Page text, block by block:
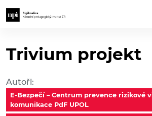
Trivium projekt
Autoři:
E-Bezpečí – Centrum prevence rizikové
komunikace PdF UPOL